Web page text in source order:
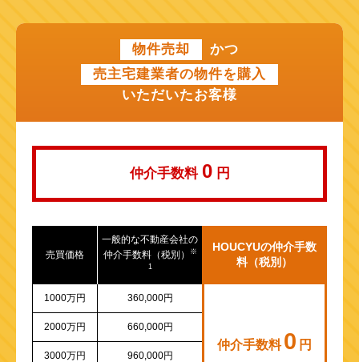
近鉄けいはんな線
山陽新幹線
物件売却
かつ
売主宅建業者の物件を購入
いただいたお客様
仲介手数料 0 円
売買価格
一般的な不動産会社の
仲介手数料（税別）
※
1
HOUCYUの仲介手数
料（税別）
1000万円 360,000円
仲介手数料 0 円
2000万円 660,000円
3000万円 960,000円